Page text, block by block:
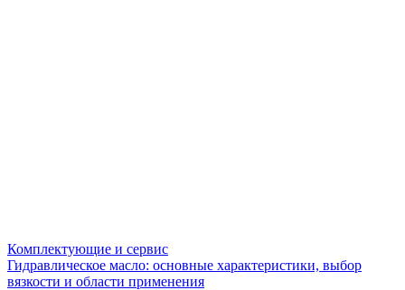
Комплектующие и сервис
Гидравлическое масло: основные характеристики, выбор
вязкости и области применения